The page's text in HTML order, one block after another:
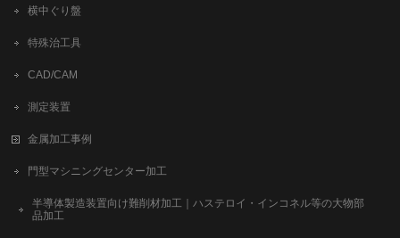
横中ぐり盤
特殊治工具
CAD/CAM
測定装置
金属加工事例
門型マシニングセンター加工
半導体製造装置向け難削材加工｜ハステロイ・インコネル等の大物部
品加工